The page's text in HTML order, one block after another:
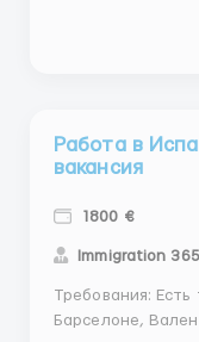
Работа в
вакансия
1800 €
Immigration 365
Требования: Есть также вакансии на складах в
Барселоне,